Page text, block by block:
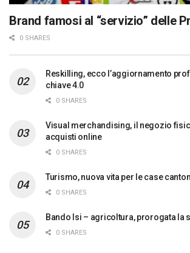
Brand famosi al “servizio” delle
0 SHARES
Reskilling, ecco l’aggiornamento
chiave 4.0
0 SHARES
Visual merchandising, il negozio
acquisti online
0 SHARES
Turismo, nuova vita per le case
0 SHARES
Bando Isi – agricoltura, prorogata la
0 SHARES